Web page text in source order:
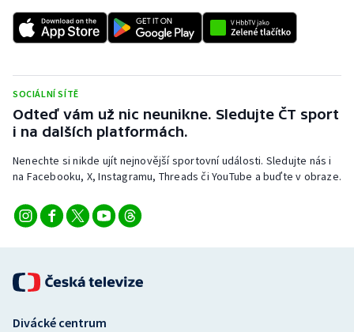
Sportovní střelba
Stolní tenis
Triatlon
Volejbal
SOCIÁLNÍ SÍTĚ
Odteď vám už nic neunikne. Sledujte ČT sport
i na dalších platformách.
Nenechte si nikde ujít nejnovější sportovní události. Sledujte nás i
na Facebooku, X, Instagramu, Threads či YouTube a buďte v obraze.
Divácké centrum